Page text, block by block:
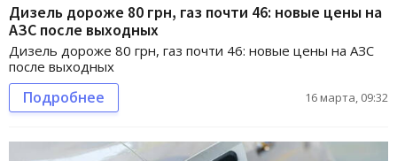
Дизель дороже 80 грн, газ почти 46: новые цены на
АЗС после выходных
Дизель дороже 80 грн, газ почти 46: новые цены на АЗС
после выходных
Подробнее 16 марта, 09:32